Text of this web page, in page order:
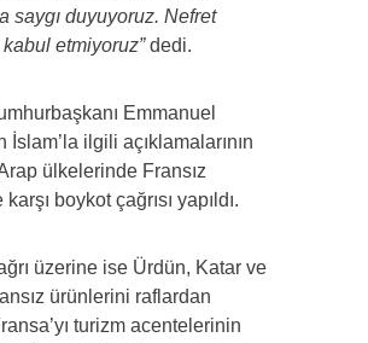
saygı duyuyoruz. Nefret
etmiyoruz”dedi.
Emmanuel
İslam’la ilgili açıklamalarının
ülkelerinde Fransız
boykot çağrısı yapıldı.
üzerine ise Ürdün, Katar ve
ürünlerini raflardan
turizm acentelerinin